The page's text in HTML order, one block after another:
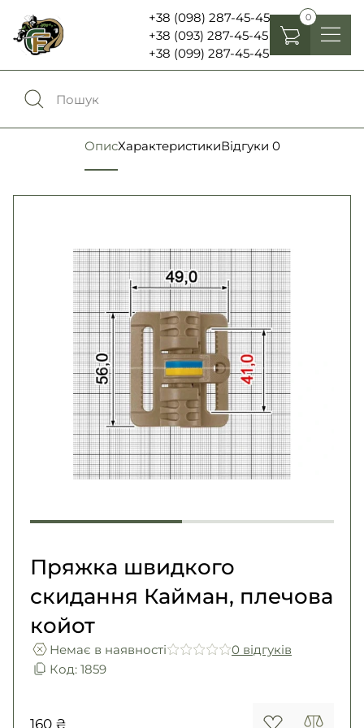
+38 (098) 287-45-45
+38 (093) 287-45-45
+38 (099) 287-45-45
0
Порівняння0
Обране0
Увійти
RU UA
Каталог
Контакти
Про нас
Повернення та обмін
Ліхтарі , біноклі та елементи живлення
Ножі та мультитули
Шеврони, патчі та нашивки
Погони
Фурнітура
Second Hand NATO
ОписХарактеристикиВідгуки 0
Пряжка швидкого
скидання Кайман, плечова
койот
Немає в наявності
0 вiдгукiв
Код: 1859
160 ₴